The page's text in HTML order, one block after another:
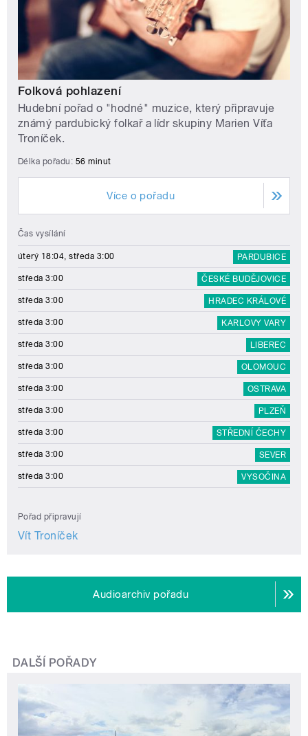
Folková pohlazení
Hudební pořad o "hodné" muzice, který připravuje
známý pardubický folkař a lídr skupiny Marien Víťa
Troníček.
Délka pořadu: 56 minut
Více o pořadu
Čas vysílání
úterý 18:04, středa 3:00 PARDUBICE
středa 3:00 ČESKÉ BUDĚJOVICE
středa 3:00 HRADEC KRÁLOVÉ
středa 3:00 KARLOVY VARY
středa 3:00 LIBEREC
středa 3:00 OLOMOUC
středa 3:00 OSTRAVA
středa 3:00 PLZEŇ
středa 3:00 STŘEDNÍ ČECHY
středa 3:00 SEVER
středa 3:00 VYSOČINA
Pořad připravují
Vít Troníček
Audioarchiv pořadu
DALŠÍ POŘADY